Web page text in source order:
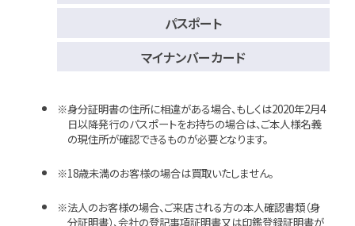
パスポート
マイナンバーカード
身分証明書の住所に相違がある場合、もしくは2020年2月4
日以降発行のパスポートをお持ちの場合は、ご本人様名義
の現住所が確認できるものが必要となります。
18歳未満のお客様の場合は買取いたしません。
法人のお客様の場合、ご来店される方の本人確認書類（身
分証明書）、会社の登記事項証明書又は印鑑登録証明書が